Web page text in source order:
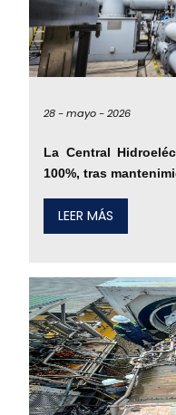
28 -mayo -2026
La Central
100%, tras
LEER MÁS